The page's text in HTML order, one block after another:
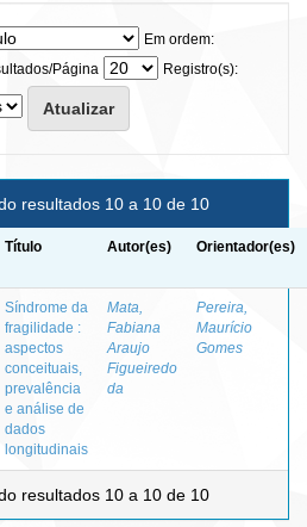
Em ordem:
Página
Registro(s):
resultados 10 a 10 de 10
Título Autor(es) Orientador(es)
Síndrome da
fragilidade :
aspectos
conceituais,
prevalência
e análise de
dados
longitudinais
Mata,
Fabiana
Araujo
Figueiredo
da
Pereira,
Maurício
Gomes
resultados 10 a 10 de 10